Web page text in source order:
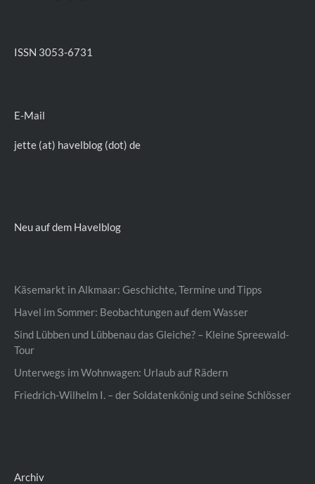
ISSN 3053-6731
E-Mail
jette (at) havelblog (dot) de
Neu auf dem Havelblog
Käsemarkt in Alkmaar: Geschichte, Termine und Tipps
Havel im Sommer: Beobachtungen auf dem Wasser
Sind Lübben und Lübbenau das Gleiche? – Kleine Spreewald-
Tour
Unterwegs im Wohnwagen: Urlaub auf Rädern
Friedrich-Wilhelm I. – der Soldatenkönig und seine Schlösser
Archiv